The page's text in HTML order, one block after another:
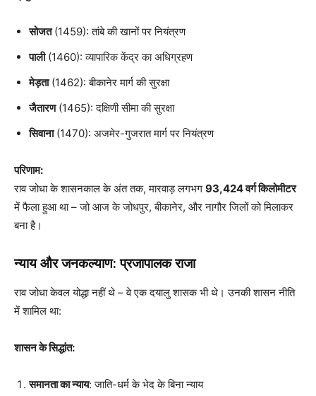
सोजत(1459): तांबे की खानों पर नियंत्रण
पाली(1460): व्यापारिक केंद्र का अधिग्रहण
मेड़ता(1462): बीकानेर मार्ग की सुरक्षा
जैतारण(1465): दक्षिणी सीमा की सुरक्षा
सिवाना(1470): अजमेर-गुजरात मार्ग पर नियंत्रण
परिणाम:
राव जोधा के शासनकाल के अंत तक, मारवाड़ लगभग 93,424 वर्ग किलोमीटर
में फैला हुआ था – जो आज के जोधपुर, बीकानेर, और नागौर जिलों को मिलाकर
बना है।
न्याय और जनकल्याण: प्रजापालक राजा
राव जोधा केवल योद्धा नहीं थे – वे एक दयालु शासक भी थे। उनकी शासन नीति
में शामिल था:
शासन के सिद्धांत:
समानता का न्याय: जाति-धर्म के भेद के बिना न्याय